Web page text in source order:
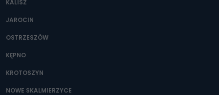
Można to zrobić pod numerem telefonu 62 735-51-05 lub
KALISZ
JAROCIN
OSTRZESZÓW
KĘPNO
KROTOSZYN
NOWE SKALMIERZYCE